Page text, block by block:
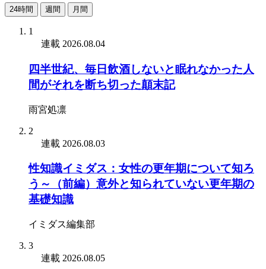
24時間 週間 月間
1
連載 2026.08.04
四半世紀、毎日飲酒しないと眠れなかった人
間がそれを断ち切った顛末記
雨宮処凛
2
連載 2026.08.03
性知識イミダス：女性の更年期について知ろ
う～（前編）意外と知られていない更年期の
基礎知識
イミダス編集部
3
連載 2026.08.05